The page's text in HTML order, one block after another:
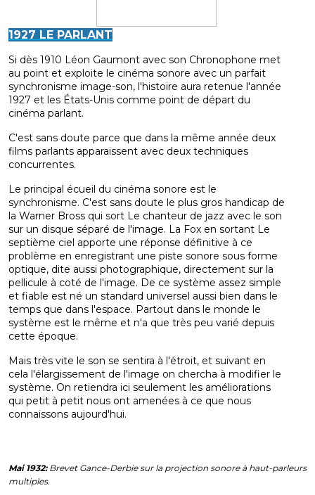
1927 LE PARLANT
Si dès 1910 Léon Gaumont avec son Chronophone met
au point et exploite le cinéma sonore avec un parfait
synchronisme image-son, l'histoire aura retenue l'année
1927 et les États-Unis comme point de départ du
cinéma parlant.
C'est sans doute parce que dans la même année deux
films parlants apparaissent avec deux techniques
concurrentes.
Le principal écueil du cinéma sonore est le
synchronisme. C'est sans doute le plus gros handicap de
la Warner Bross qui sort Le chanteur de jazz avec le son
sur un disque séparé de l'image. La Fox en sortant Le
septième ciel apporte une réponse définitive à ce
problème en enregistrant une piste sonore sous forme
optique, dite aussi photographique, directement sur la
pellicule à coté de l'image. De ce système assez simple
et fiable est né un standard universel aussi bien dans le
temps que dans l'espace. Partout dans le monde le
système est le même et n'a que très peu varié depuis
cette époque.
Mais très vite le son se sentira à l'étroit, et suivant en
cela l'élargissement de l'image on chercha à modifier le
système. On retiendra ici seulement les améliorations
qui petit à petit nous ont amenées à ce que nous
connaissons aujourd'hui.
Mai 1932: Brevet Gance-Derbie sur la projection sonore à haut-parleurs
multiples.